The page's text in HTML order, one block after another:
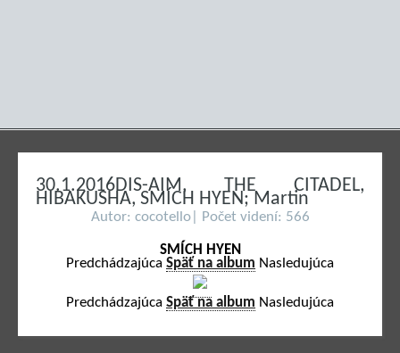
30.1.2016DIS-AIM, THE CITADEL,
HIBAKUSHA, SMÍCH HYEN; Martin
Autor: cocotello| Počet videní: 566
SMÍCH HYEN
Predchádzajúca Späť na album Nasledujúca
Predchádzajúca Späť na album Nasledujúca